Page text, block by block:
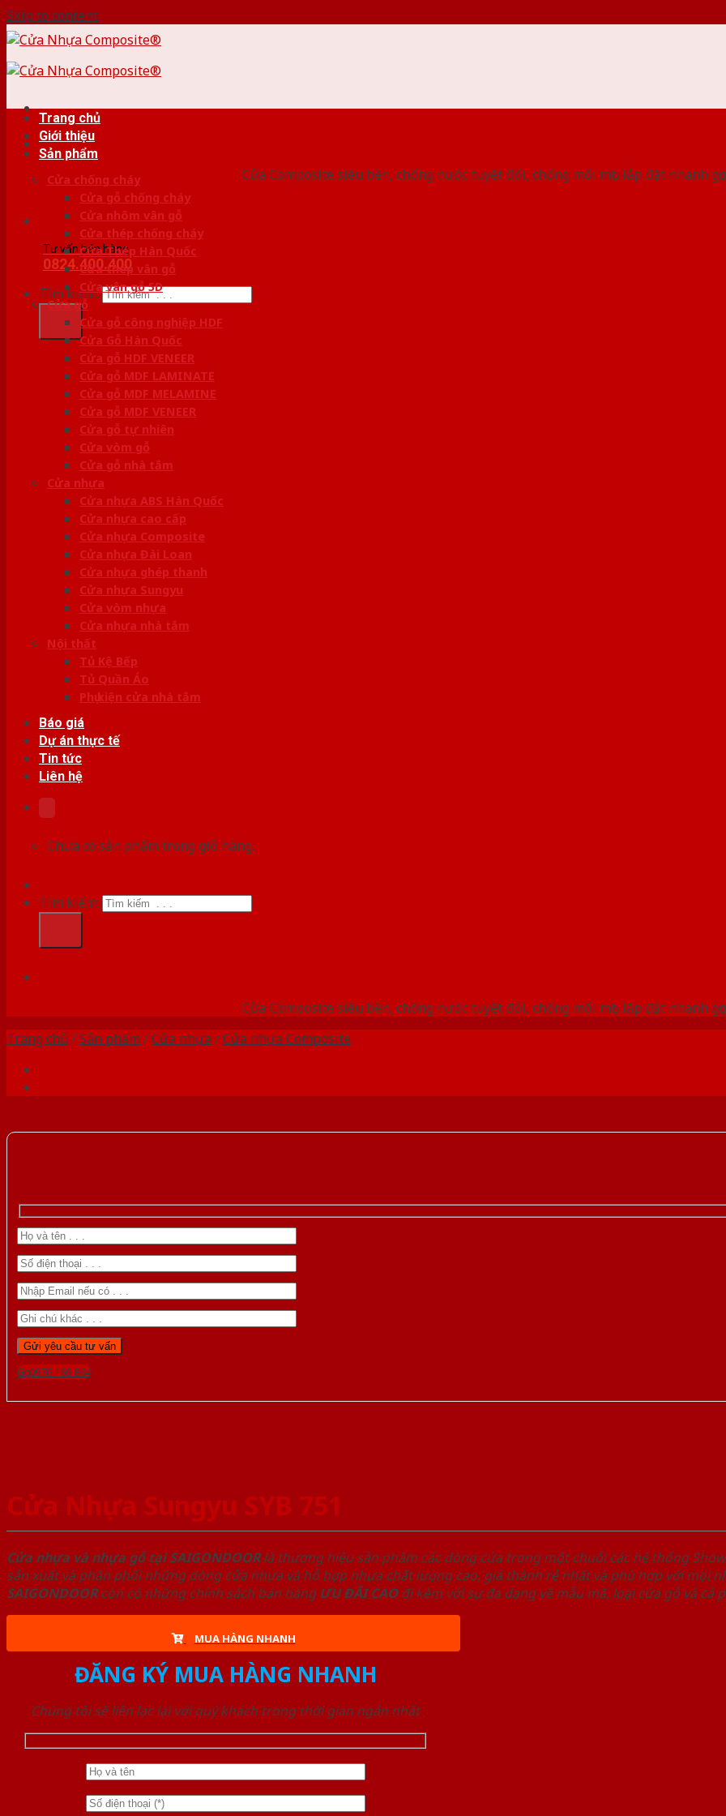
Skip to content
Cửa Composite siêu bền, chống nước tuyệt đối, chống mối mọt, lắp đặt nhanh gọn
Tư vấn bán hàng
0824.400.400
Tìm kiếm:
Trang chủ
Giới thiệu
Sản phẩm
Cửa chống cháy
Cửa gỗ chống cháy
Cửa nhôm vân gỗ
Cửa thép chống cháy
Cửa Thép Hàn Quốc
Cửa thép vân gỗ
Cửa vân gỗ 5D
Cửa gỗ
Cửa gỗ công nghiệp HDF
Cửa Gỗ Hàn Quốc
Cửa gỗ HDF VENEER
Cửa gỗ MDF LAMINATE
Cửa gỗ MDF MELAMINE
Cửa gỗ MDF VENEER
Cửa gỗ tự nhiên
Cửa vòm gỗ
Cửa gỗ nhà tắm
Cửa nhựa
Cửa nhựa ABS Hàn Quốc
Cửa nhựa cao cấp
Cửa nhựa Composite
Cửa nhựa Đài Loan
Cửa nhựa ghép thanh
Cửa nhựa Sungyu
Cửa vòm nhựa
Cửa nhựa nhà tắm
Nội thất
Tủ Kệ Bếp
Tủ Quần Áo
Phụ kiện cửa nhà tắm
Báo giá
Dự án thực tế
Tin tức
Liên hệ
Chưa có sản phẩm trong giỏ hàng.
Tìm kiếm:
Cửa Composite siêu bền, chống nước tuyệt đối, chống mối mọt, lắp đặt nhanh gọn
Trang chủ /Sản phẩm /Cửa nhựa /Cửa nhựa Composite
Gọi 0976.169.864
Cửa Nhựa Sungyu SYB 751
Cửa nhựa và nhựa gỗ tại SAIGONDOORlà thương hiệu sản phẩm các dòng cửa trong một chuỗi các hệ thống
sản xuất và phân phối những dòng cửa nhựa và hỗ hợp nhựa chất lượng cao, giá thành rẻ nhất và phù hợp với mọi
SAIGONDOORcòn có những chính sách bán hàng ƯU ĐÃI CAOđi kèm với sự đa dạng về mẫu mã, loại cửa gỗ và cả
MUA HÀNG NHANH
ĐĂNG KÝ MUA HÀNG NHANH
Chúng tôi sẽ liên lạc lại với quý khách trong thời gian ngắn nhất